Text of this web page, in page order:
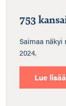
753
Saimaa näkyi
2024.
Lue